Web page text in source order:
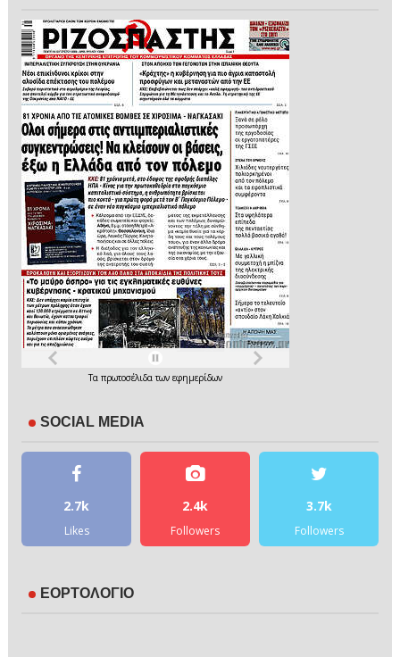
Τα πρωτοσέλιδατων εφημερίδων
SOCIAL MEDIA
2.7k
Likes
2.4k
Followers
3.7k
Followers
ΕΟΡΤΟΛΟΓΙΟ